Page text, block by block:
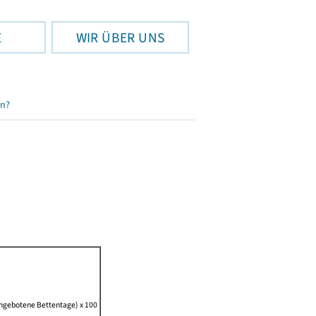
WIR ÜBER UNS
Bettentage) x 100